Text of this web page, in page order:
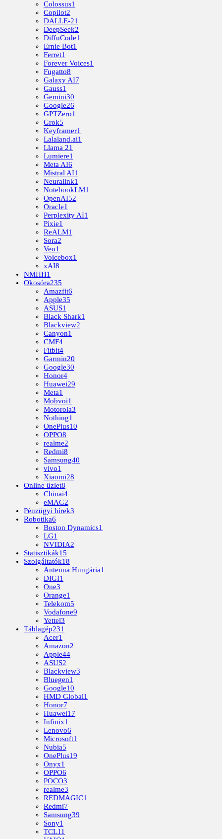
Colossus1
Copilot2
DALLE-21
DeepSeek2
DiffuCode1
Ernie Bot1
Ferret1
Forever Voices1
Fugatto8
Galaxy AI7
Gauss1
Gemini30
Google26
GPTZero1
Grok5
Keyframer1
Lalaland.ai1
Llama 21
Lumiere1
Meta AI6
Mistral AI1
Neuralink1
NotebookLM1
OpenAI52
Oracle1
Perplexity AI1
Pixie1
ReALM1
Sora2
Veo1
Voicebox1
xAI8
NMHH1
Okosóra235
Amazfit6
Apple35
ASUS1
Black Shark1
Blackview2
Canyon1
CMF4
Fitbit4
Garmin20
Google30
Honor4
Huawei29
Meta1
Mobvoi1
Motorola3
Nothing1
OnePlus10
OPPO8
realme2
Redmi8
Samsung40
vivo1
Xiaomi28
Online üzlet8
Chinai4
eMAG2
Pénzügyi hírek3
Robotika6
Boston Dynamics1
LG1
NVIDIA2
Statisztikák15
Szolgáltatók18
Antenna Hungária1
DIGI1
One3
Orange1
Telekom5
Vodafone9
Yettel3
Táblagép231
Acer1
Amazon2
Apple44
ASUS2
Blackview3
Bluegen1
Google10
HMD Global1
Honor7
Huawei17
Infinix1
Lenovo6
Microsoft1
Nubia5
OnePlus19
Onyx1
OPPO6
POCO3
realme3
REDMAGIC1
Redmi7
Samsung39
Sony1
TCL11